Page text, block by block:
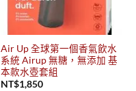
Air Up 全球第一個香氣飲水
系統 Airup 無糖，無添加 基
本款水壺套組
NT$1,850